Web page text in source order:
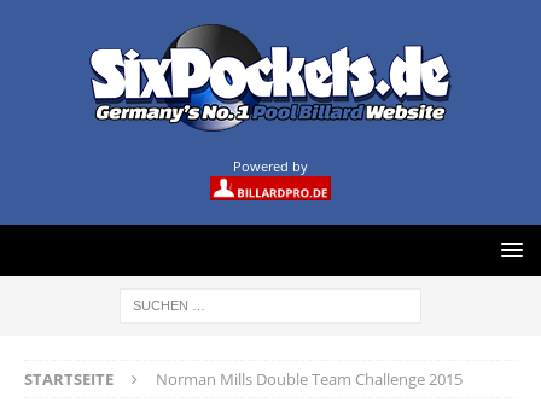
Powered by
STARTSEITE Norman Mills Double Team Challenge 2015